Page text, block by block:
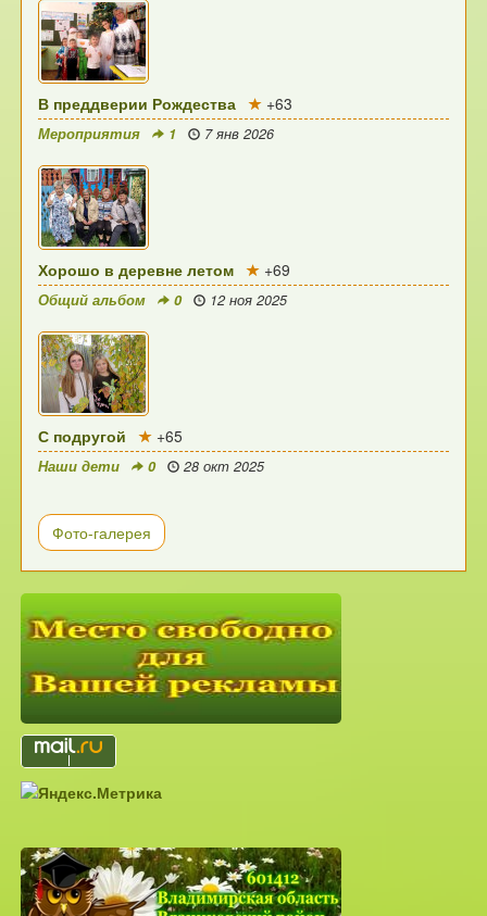
В преддверии Рождества +63
Мероприятия 1 7 янв 2026
Хорошо в деревне летом +69
Общий альбом 0 12 ноя 2025
С подругой +65
Наши дети 0 28 окт 2025
Фото-галерея